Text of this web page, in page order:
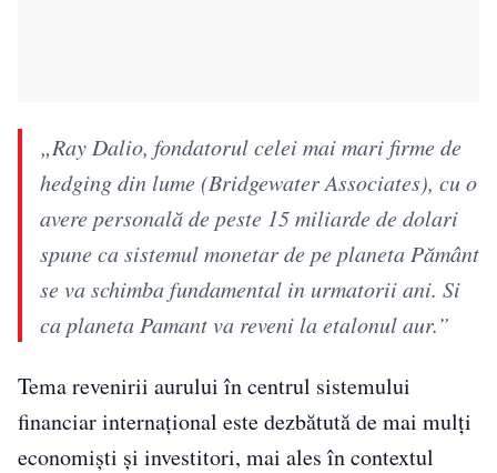
„Ray Dalio, fondatorul celei mai mari firme de
hedging din lume (Bridgewater Associates), cu o
avere personală de peste 15 miliarde de dolari
spune ca sistemul monetar de pe planeta Pământ
se va schimba fundamental in urmatorii ani. Si
ca planeta Pamant va reveni la etalonul aur.”
Tema revenirii aurului în centrul sistemului
financiar internațional este dezbătută de mai mulți
economiști și investitori, mai ales în contextul